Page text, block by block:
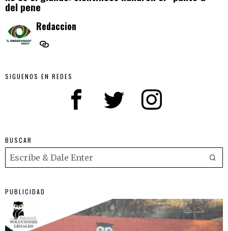
del pene
Redaccion
SIGUENOS EN REDES
BUSCAR
PUBLICIDAD